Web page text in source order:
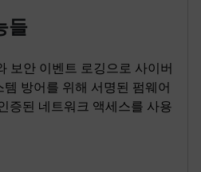
들
보안 이벤트 로깅으로 사이버
방어를 위해 서명된 펌웨어
증된 네트워크 액세스를 사용